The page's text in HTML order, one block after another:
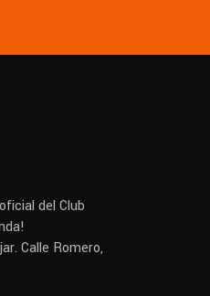
del Club
Calle Romero,